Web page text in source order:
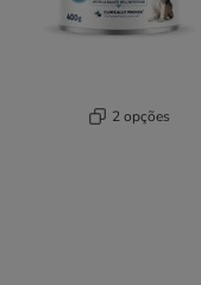
2 opções